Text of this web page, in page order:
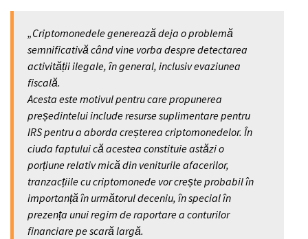
„Criptomonedele generează deja o problemă
semnificativă când vine vorba despre detectarea
activității ilegale, în general, inclusiv evaziunea
fiscală.
Acesta este motivul pentru care propunerea
președintelui include resurse suplimentare pentru
IRS pentru a aborda creșterea criptomonedelor. În
ciuda faptului că acestea constituie astăzi o
porțiune relativ mică din veniturile afacerilor,
tranzacțiile cu criptomonede vor crește probabil în
importanță în următorul deceniu, în special în
prezența unui regim de raportare a conturilor
financiare pe scară largă.